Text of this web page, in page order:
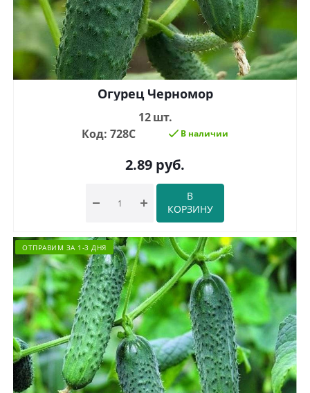
Огурец Черномор
12 шт.
Код: 728С
В наличии
2.89 руб.
В
КОРЗИНУ
ОТПРАВИМ ЗА 1-3 ДНЯ